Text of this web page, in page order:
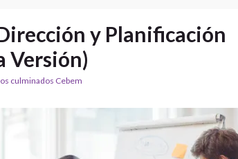
y Planificación
Versión)
culminados Cebem